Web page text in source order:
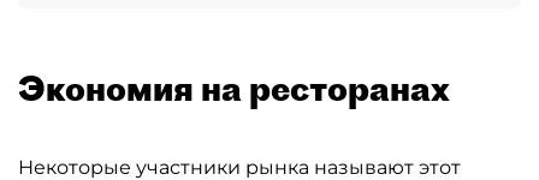
Экономия на ресторанах
Некоторые участники рынка называют этот